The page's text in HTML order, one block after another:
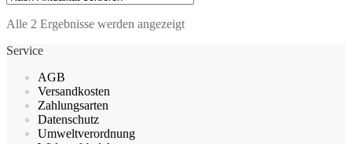
Varianten
Alle 2 Ergebnisse werden angezeigtNach
Service
AGB
Versandkosten
Zahlungsarten
Datenschutz
Umweltverordnung